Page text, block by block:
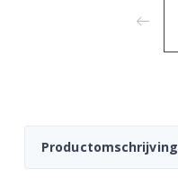
Productomschrijving